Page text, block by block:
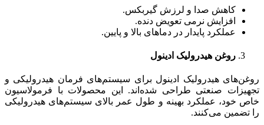
کاهش صدا و لرزش گیربکس.
افزایش نرمی تعویض دنده.
عملکرد پایدار در دماهای بالا و پایین.
روغن هیدرولیک ادینول
روغن‌های هیدرولیک ادینول برای سیستم‌های فرمان هیدرولیکی و
تجهیزات صنعتی طراحی شده‌اند. این محصولات با فرمولاسیون
خاص خود، عملکرد بهینه و طول عمر بالای سیستم‌های هیدرولیکی
را تضمین می‌کنند.